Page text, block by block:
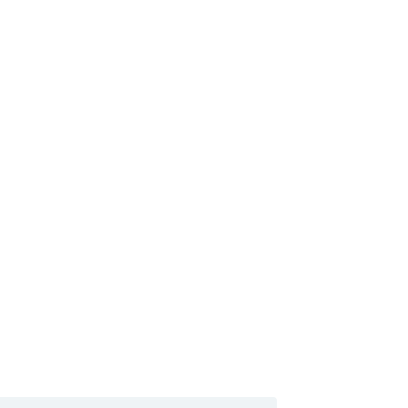
du har brug for. Hvert værelse er
er rummelige og
hyggelig lounge og
Loup